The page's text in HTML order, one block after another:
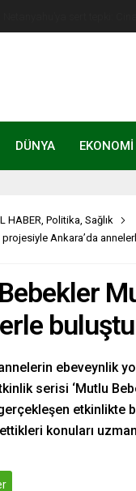
DÜNYA EKONOMİ
HABER, Politika, Sağlık
Ankara’da
buluştu
ebeveynlik
serisi ‘Mutlu
konuları